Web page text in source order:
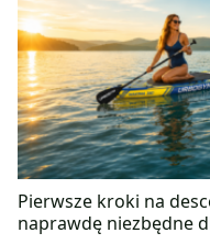
co dzień.
dominuje
Swoją
Pierwsze kroki na
naprawdę niezbędne